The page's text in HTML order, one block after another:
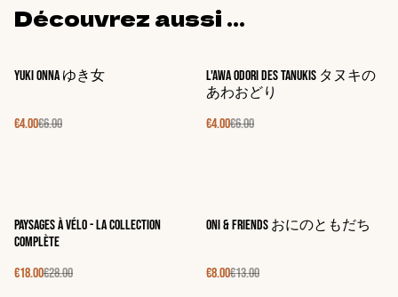
Découvrez aussi ...
%
Yuki Onna ゆき女
€4.00€6.00
%
L'Awa Odori des Tanukis タヌキの
あわおどり
€4.00€6.00
%
Paysages à Vélo - La collection
complète
€18.00€28.00
%
Oni & friends おにのともだち
€8.00€13.00